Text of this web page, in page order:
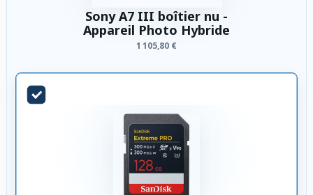
Sony A7 III boîtier nu -
Appareil Photo Hybride
1 105,80 €